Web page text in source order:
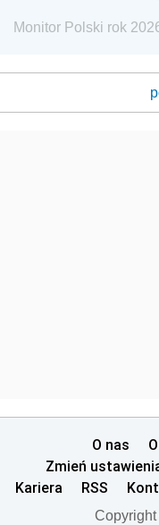
Monitor Polski rok
O nas
Zmień
Kariera
RSS